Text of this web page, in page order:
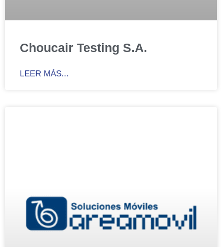
Choucair Testing S.A.
LEER MÁS...